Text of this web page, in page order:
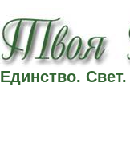
Единство.